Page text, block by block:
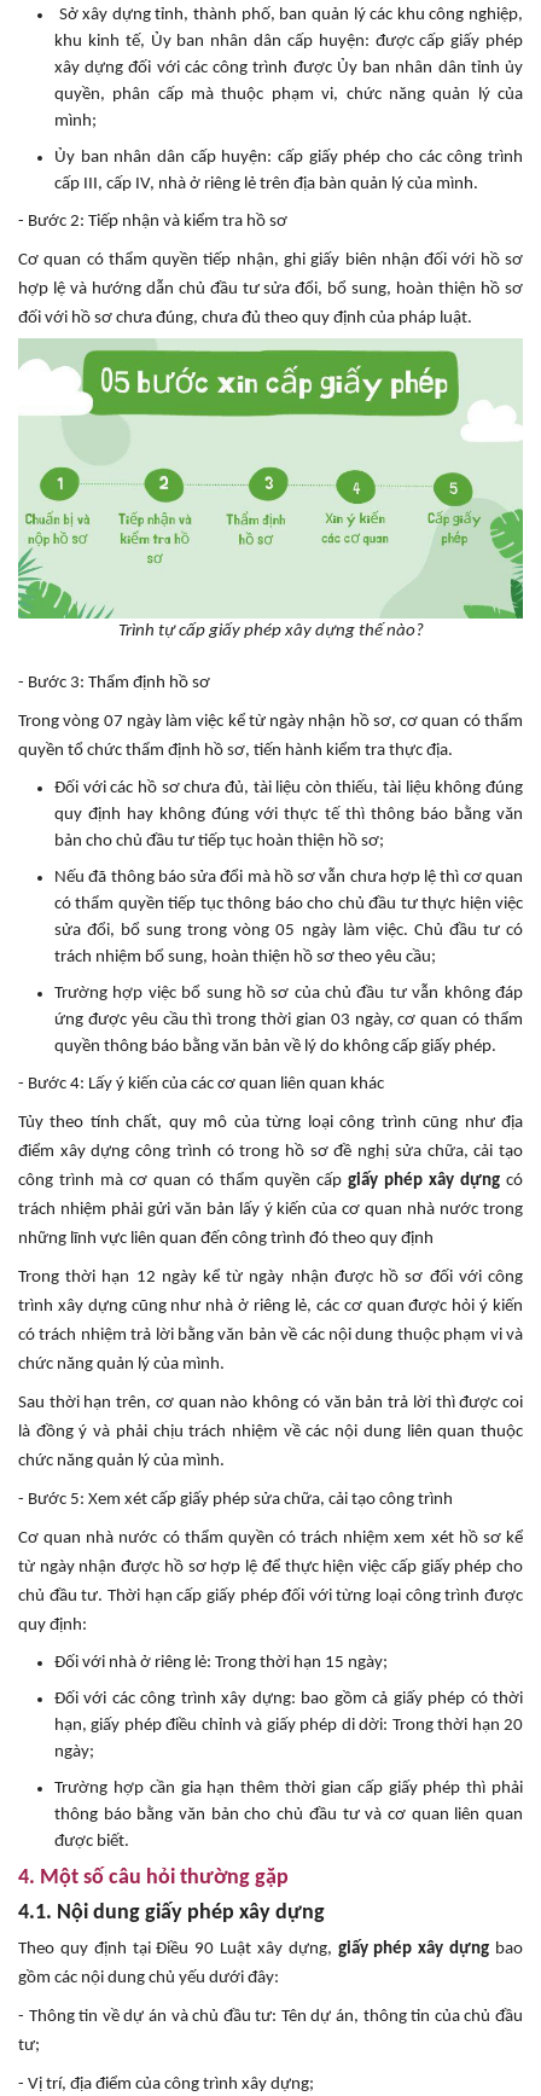
Sở xây dựng tỉnh, thành phố, ban quản lý các khu công nghiệp,
khu kinh tế, Ủy ban nhân dân cấp huyện: được cấp giấy phép
xây dựng đối với các công trình được Ủy ban nhân dân tỉnh ủy
quyền, phân cấp mà thuộc phạm vi, chức năng quản lý của
mình;
Ủy ban nhân dân cấp huyện: cấp giấy phép cho các công trình
cấp III, cấp IV, nhà ở riêng lẻ trên địa bàn quản lý của mình.
- Bước 2: Tiếp nhận và kiểm tra hồ sơ
Cơ quan có thẩm quyền tiếp nhận, ghi giấy biên nhận đối với hồ sơ
hợp lệ và hướng dẫn chủ đầu tư sửa đổi, bổ sung, hoàn thiện hồ sơ
đối với hồ sơ chưa đúng, chưa đủ theo quy định của pháp luật.
Trình tự cấp giấy phép xây dựng thế nào?
- Bước 3: Thẩm định hồ sơ
Trong vòng 07 ngày làm việc kể từ ngày nhận hồ sơ, cơ quan có thẩm
quyền tổ chức thẩm định hồ sơ, tiến hành kiểm tra thực địa.
Đối với các hồ sơ chưa đủ, tài liệu còn thiếu, tài liệu không đúng
quy định hay không đúng với thực tế thì thông báo bằng văn
bản cho chủ đầu tư tiếp tục hoàn thiện hồ sơ;
Nếu đã thông báo sửa đổi mà hồ sơ vẫn chưa hợp lệ thì cơ quan
có thẩm quyền tiếp tục thông báo cho chủ đầu tư thực hiện việc
sửa đổi, bổ sung trong vòng 05 ngày làm việc. Chủ đầu tư có
trách nhiệm bổ sung, hoàn thiện hồ sơ theo yêu cầu;
Trường hợp việc bổ sung hồ sơ của chủ đầu tư vẫn không đáp
ứng được yêu cầu thì trong thời gian 03 ngày, cơ quan có thẩm
quyền thông báo bằng văn bản về lý do không cấp giấy phép.
- Bước 4: Lấy ý kiến của các cơ quan liên quan khác
Tủy theo tính chất, quy mô của từng loại công trình cũng như địa
điểm xây dựng công trình có trong hồ sơ đề nghị sửa chữa, cải tạo
công trình mà cơ quan có thẩm quyền cấp giấy phép xây dựng có
trách nhiệm phải gửi văn bản lấy ý kiến của cơ quan nhà nước trong
những lĩnh vực liên quan đến công trình đó theo quy định
Trong thời hạn 12 ngày kể từ ngày nhận được hồ sơ đối với công
trình xây dựng cũng như nhà ở riêng lẻ, các cơ quan được hỏi ý kiến
có trách nhiệm trả lời bằng văn bản về các nội dung thuộc phạm vi và
chức năng quản lý của mình.
Sau thời hạn trên, cơ quan nào không có văn bản trả lời thì được coi
là đồng ý và phải chịu trách nhiệm về các nội dung liên quan thuộc
chức năng quản lý của mình.
- Bước 5: Xem xét cấp giấy phép sửa chữa, cải tạo công trình
Cơ quan nhà nước có thẩm quyền có trách nhiệm xem xét hồ sơ kể
từ ngày nhận được hồ sơ hợp lệ để thực hiện việc cấp giấy phép cho
chủ đầu tư. Thời hạn cấp giấy phép đối với từng loại công trình được
quy định:
Đối với nhà ở riêng lẻ: Trong thời hạn 15 ngày;
Đối với các công trình xây dựng: bao gồm cả giấy phép có thời
hạn, giấy phép điều chỉnh và giấy phép di dời: Trong thời hạn 20
ngày;
Trường hợp cần gia hạn thêm thời gian cấp giấy phép thì phải
thông báo bằng văn bản cho chủ đầu tư và cơ quan liên quan
được biết.
4. Một số câu hỏi thường gặp
4.1. Nội dung giấy phép xây dựng
Theo quy định tại Điều 90 Luật xây dựng, giấy phép xây dựng bao
gồm các nội dung chủ yếu dưới đây:
- Thông tin về dự án và chủ đầu tư: Tên dự án, thông tin của chủ đầu
tư;
- Vị trí, địa điểm của công trình xây dựng;